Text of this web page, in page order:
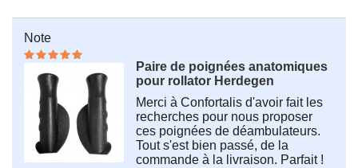
Note
Paire de poignées anatomiques
pour rollator Herdegen
Merci à Confortalis d'avoir fait les
recherches pour nous proposer
ces poignées de déambulateurs.
Tout s'est bien passé, de la
commande à la livraison. Parfait !